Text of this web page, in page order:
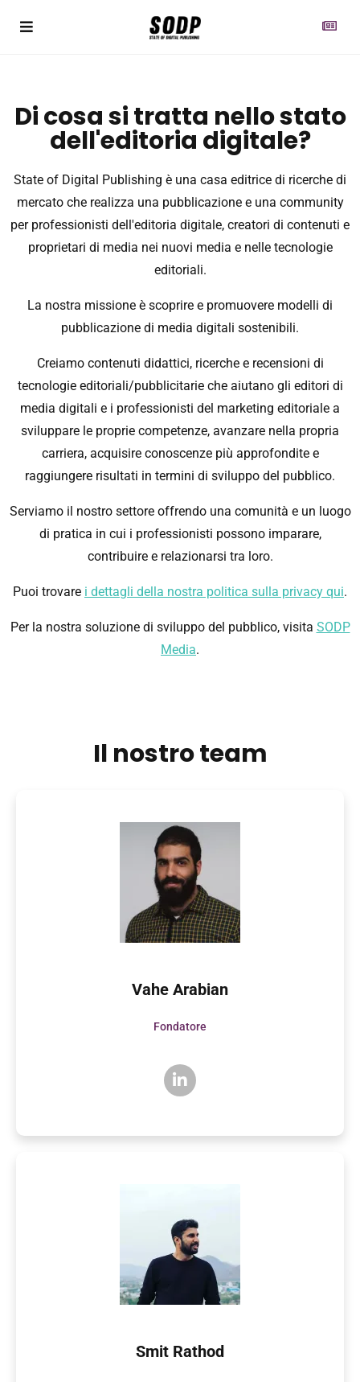
Di cosa si tratta nello stato
dell'editoria digitale?
State of Digital Publishing è una casa editrice di ricerche di
mercato che realizza una pubblicazione e una community
per professionisti dell'editoria digitale, creatori di contenuti e
proprietari di media nei nuovi media e nelle tecnologie
editoriali.
La nostra missione è scoprire e promuovere modelli di
pubblicazione di media digitali sostenibili.
Creiamo contenuti didattici, ricerche e recensioni di
tecnologie editoriali/pubblicitarie che aiutano gli editori di
media digitali e i professionisti del marketing editoriale a
sviluppare le proprie competenze, avanzare nella propria
carriera, acquisire conoscenze più approfondite e
raggiungere risultati in termini di sviluppo del pubblico.
Serviamo il nostro settore offrendo una comunità e un luogo
di pratica in cui i professionisti possono imparare,
contribuire e relazionarsi tra loro.
Puoi trovare i dettagli della nostra politica sulla privacy qui.
Per la nostra soluzione di sviluppo del pubblico, visita SODP
Media.
Il nostro team
Vahe Arabian
Fondatore
Smit Rathod